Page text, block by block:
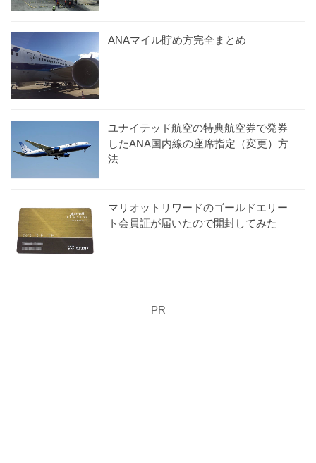
ANAマイル貯め方完全まとめ
ユナイテッド航空の特典航空券で発券
したANA国内線の座席指定（変更）方
法
マリオットリワードのゴールドエリー
ト会員証が届いたので開封してみた
PR